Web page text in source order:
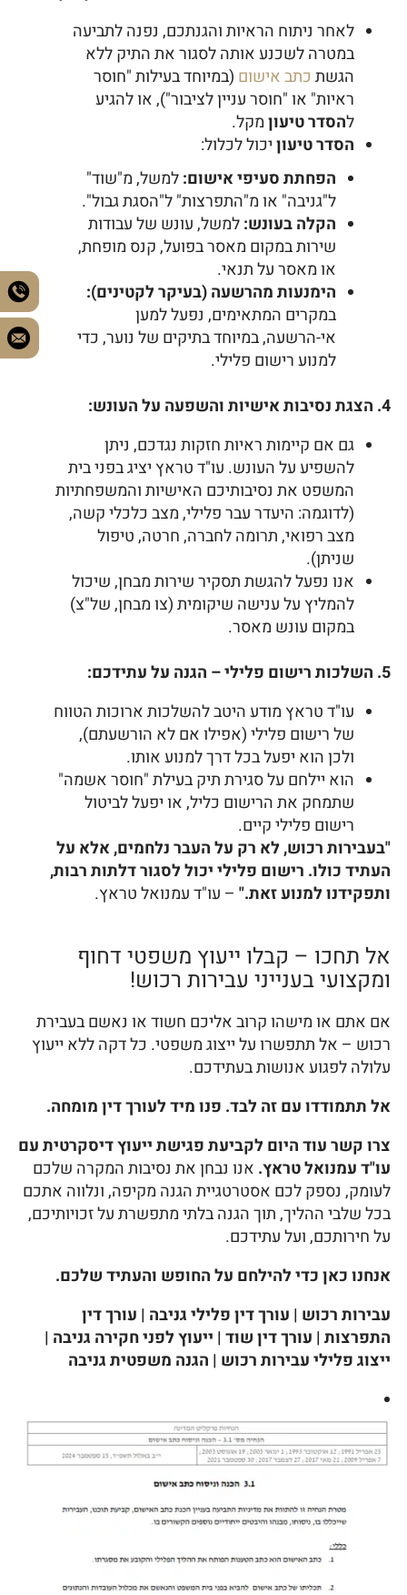
לאחר ניתוח הראיות והגנתכם, נפנה לתביעה
במטרה לשכנע אותה לסגור את התיק ללא
הגשת כתב אישום (במיוחד בעילות "חוסר
ראיות" או "חוסר עניין לציבור"), או להגיע
להסדר טיעוןמקל.
הסדר טיעוןיכול לכלול:
הפחתת סעיפי אישום:למשל, מ"שוד"
ל"גניבה" או מ"התפרצות" ל"הסגת גבול".
הקלה בעונש:למשל, עונש של עבודות
שירות במקום מאסר בפועל, קנס מופחת,
או מאסר על תנאי.
הימנעות מהרשעה (בעיקר לקטינים):
במקרים המתאימים, נפעל למען
אי-הרשעה, במיוחד בתיקים של נוער, כדי
למנוע רישום פלילי.
4. הצגת נסיבות אישיות והשפעה על העונש:
גם אם קיימות ראיות חזקות נגדכם, ניתן
להשפיע על העונש. עו"ד טראץ יציג בפני בית
המשפט את נסיבותיכם האישיות והמשפחתיות
(לדוגמה: היעדר עבר פלילי, מצב כלכלי קשה,
מצב רפואי, תרומה לחברה, חרטה, טיפול
שניתן).
אנו נפעל להגשת תסקיר שירות מבחן, שיכול
להמליץ על ענישה שיקומית (צו מבחן, של"צ)
במקום עונש מאסר.
5. השלכות רישום פלילי – הגנה על עתידכם:
עו"ד טראץ מודע היטב להשלכות ארוכות הטווח
של רישום פלילי (אפילו אם לא הורשעתם),
ולכן הוא יפעל בכל דרך למנוע אותו.
הוא יילחם על סגירת תיק בעילת "חוסר אשמה"
שתמחק את הרישום כליל, או יפעל לביטול
רישום פלילי קיים.
"בעבירות רכוש, לא רק על העבר נלחמים, אלא על
העתיד כולו. רישום פלילי יכול לסגור דלתות רבות,
ותפקידנו למנוע זאת."– עו"ד עמנואל טראץ.
אל תחכו – קבלו ייעוץ משפטי דחוף
ומקצועי בענייני עבירות רכוש!
אם אתם או מישהו קרוב אליכם חשוד או נאשם בעבירת
רכוש – אל תתפשרו על ייצוג משפטי. כל דקה ללא ייעוץ
עלולה לפגוע אנושות בעתידכם.
אל תתמודדו עם זה לבד. פנו מיד לעורך דין מומחה.
צרו קשר עוד היום לקביעת פגישת ייעוץ דיסקרטית עם
עו"ד עמנואל טראץ. אנו נבחן את נסיבות המקרה שלכם
לעומק, נספק לכם אסטרטגיית הגנה מקיפה, ונלווה אתכם
בכל שלבי ההליך, תוך הגנה בלתי מתפשרת על זכויותיכם,
על חירותכם, ועל עתידכם.
אנחנו כאן כדי להילחם על החופש והעתיד שלכם.
עבירות רכוש | עורך דין פלילי גניבה | עורך דין
התפרצות | עורך דין שוד | ייעוץ לפני חקירה גניבה |
ייצוג פלילי עבירות רכוש | הגנה משפטית גניבה